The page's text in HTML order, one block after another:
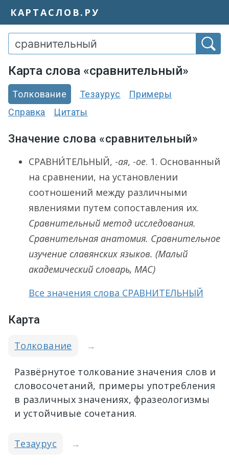
КАРТАСЛОВ.РУ
Карта слова «сравнительный»
Толкование Тезаурус
Примеры
Справка
Цитаты
Значение слова «сравнительный»
СРАВНИ́ТЕЛЬНЫЙ, -ая, -ое. 1. Основанный
на сравнении, на установлении
соотношений между различными
явлениями путем сопоставления их.
Сравнительный метод исследования.
Сравнительная анатомия. Сравнительное
изучение славянских языков. (Малый
академический словарь, МАС)
Все значения слова СРАВНИТЕЛЬНЫЙ
Карта
Толкование →
Развёрнутое толкование значения слов и
словосочетаний, примеры употребления
в различных значениях, фразеологизмы
и устойчивые сочетания.
Тезаурус →